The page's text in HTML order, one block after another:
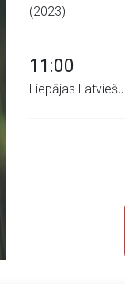
(2023)
11:00
Liepājas